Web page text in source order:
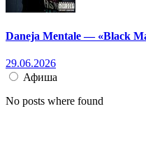
Daneja Mentale — «Black
29.06.2026
Афиша
No posts where found